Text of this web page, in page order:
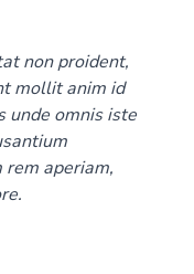
non proident,
mollit anim id
unde omnis iste
aperiam,